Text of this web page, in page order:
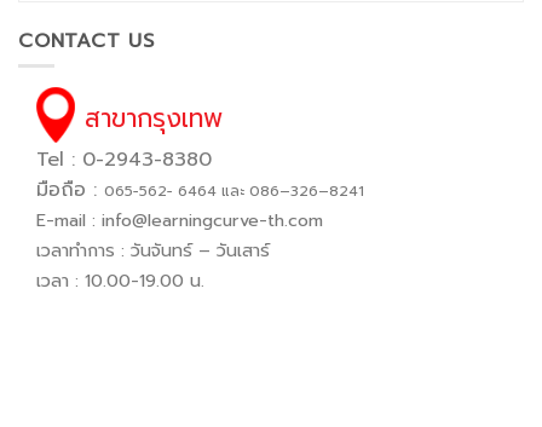
CONTACT US
สาขากรุงเทพ
Tel : 0-2943-8380
มือถือ : 065−562− 6464 และ 086–326–8241
E-mail : info@learningcurve-th.com
เวลาทำการ : วันจันทร์ – วันเสาร์
เวลา : 10.00-19.00 น.